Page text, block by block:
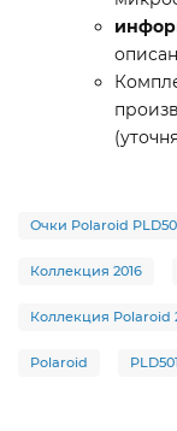
Очки Polaroid
Коллекция 2016
Коллекция Polaroid
Polaroid